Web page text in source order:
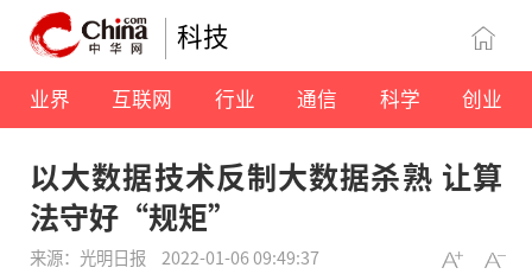
科技
业界 互联网 行业 通信 科学 创业
以大数据技术反制大数据杀熟 让算
法守好“规矩”
来源：光明日报 2022-01-06 09:49:37